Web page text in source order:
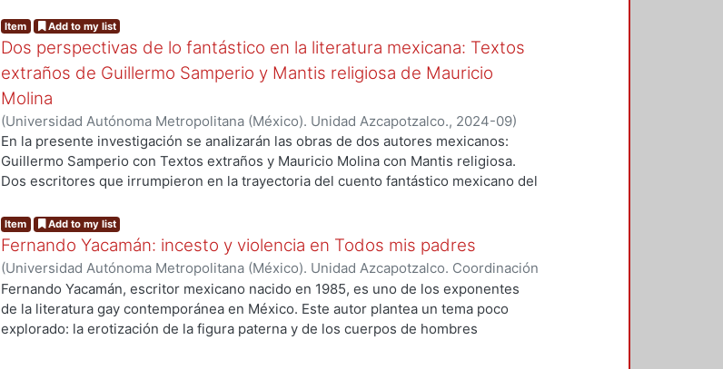
clasificación de un texto en particular. Consecuentemente, el objetivo central será
reafirmar, tanto la utilidad de la taxonomía de géneros propuesta por Hernández,
así como la solidez de su pieza dramática en cuanto a estructura, propuesta
estética y pertinencia temática.
Item Add to my list
Dos perspectivas de lo fantástico en la literatura mexicana: Textos
extraños de Guillermo Samperio y Mantis religiosa de Mauricio
Molina
(Universidad Autónoma Metropolitana (México). Unidad Azcapotzalco., 2024-09)
Fabián Pérez, Éder Élber
En la presente investigación se analizarán las obras de dos autores mexicanos:
Guillermo Samperio con Textos extraños y Mauricio Molina con Mantis religiosa.
Dos escritores que irrumpieron en la trayectoria del cuento fantástico mexicano del
la teoría de Jaime Alazraki sobre lo Neofantástico para las narraciones de
Samperio, y el ensayo de lo fantástico de Roger Caillois para las historias de
Molina, pues las obras de los autores mexicanos propician el diálogo con las
fórmulas establecidas por los investigadores. Considerando lo anterior, la siguiente
indagación quedaría constituida en cuatro secciones. En la primera, se hace un
breve acercamiento a la vida y obra de Guillermo Samperio. En la segunda; se
presentan los elementos que integran la teoría de Jaime Alazraki, a la par del
Item Add to my list
Fernando Yacamán: incesto y violencia en Todos mis padres
(Universidad Autónoma Metropolitana (México). Unidad Azcapotzalco. Coordinación
de Servicios de Información. ,2024-10 )Nicasio Álvarez, Israel
Fernando Yacamán, escritor mexicano nacido en 1985, es uno de los exponentes
de la literatura gay contemporánea en México. Este autor plantea un tema poco
explorado: la erotización de la figura paterna y de los cuerpos de hombres